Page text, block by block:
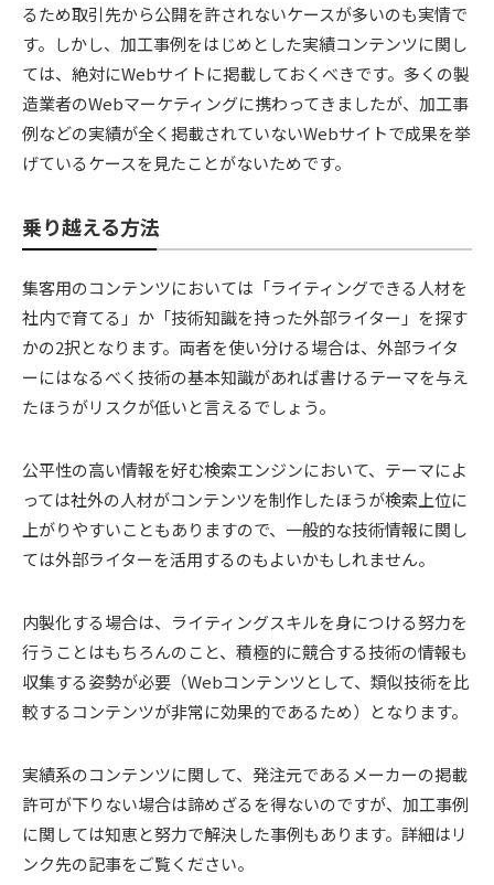
るため取引先から公開を許されないケースが多いのも実情で
す。しかし、加工事例をはじめとした実績コンテンツに関し
ては、絶対にWebサイトに掲載しておくべきです。多くの製
造業者のWebマーケティングに携わってきましたが、加工事
例などの実績が全く掲載されていないWebサイトで成果を挙
げているケースを見たことがないためです。
乗り越える方法
集客用のコンテンツにおいては「ライティングできる人材を
社内で育てる」か「技術知識を持った外部ライター」を探す
かの2択となります。両者を使い分ける場合は、外部ライタ
ーにはなるべく技術の基本知識があれば書けるテーマを与え
たほうがリスクが低いと言えるでしょう。
公平性の高い情報を好む検索エンジンにおいて、テーマによ
っては社外の人材がコンテンツを制作したほうが検索上位に
上がりやすいこともありますので、一般的な技術情報に関し
ては外部ライターを活用するのもよいかもしれません。
内製化する場合は、ライティングスキルを身につける努力を
行うことはもちろんのこと、積極的に競合する技術の情報も
収集する姿勢が必要（Webコンテンツとして、類似技術を比
較するコンテンツが非常に効果的であるため）となります。
実績系のコンテンツに関して、発注元であるメーカーの掲載
許可が下りない場合は諦めざるを得ないのですが、加工事例
に関しては知恵と努力で解決した事例もあります。詳細はリ
ンク先の記事をご覧ください。